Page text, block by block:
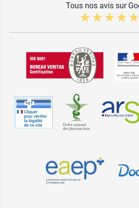
Tous nos avis sur